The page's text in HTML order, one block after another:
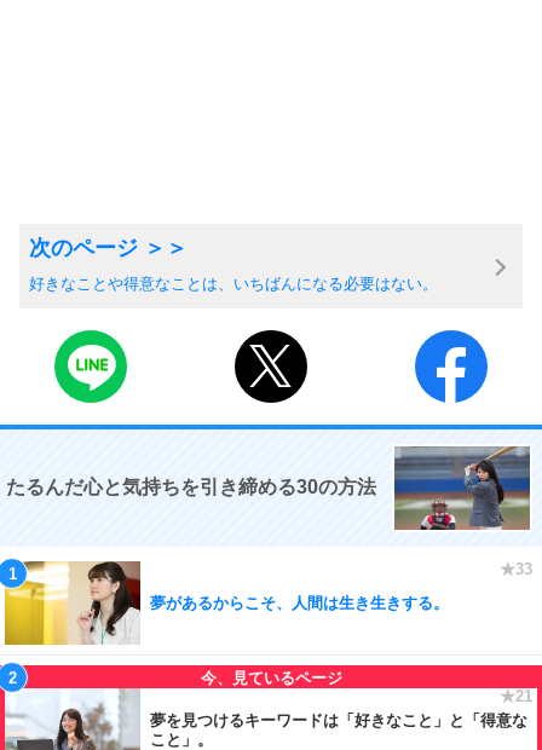
好きなことや得意なことは、いちばんになる必要はない。
たるんだ心と気持ちを引き締める30の方法
夢があるからこそ、人間は生き生きする。
夢を見つけるキーワードは「好きなこと」と「得意な
こと」。